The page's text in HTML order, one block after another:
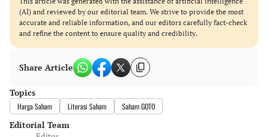
(AI) and reviewed by our editorial team. We strive to provide the most
accurate and reliable information, and our editors carefully fact-check
and refine the content to ensure quality and credibility.
Share Article
Topics
Harga Saham Literasi Saham Saham GOTO
Editorial Team